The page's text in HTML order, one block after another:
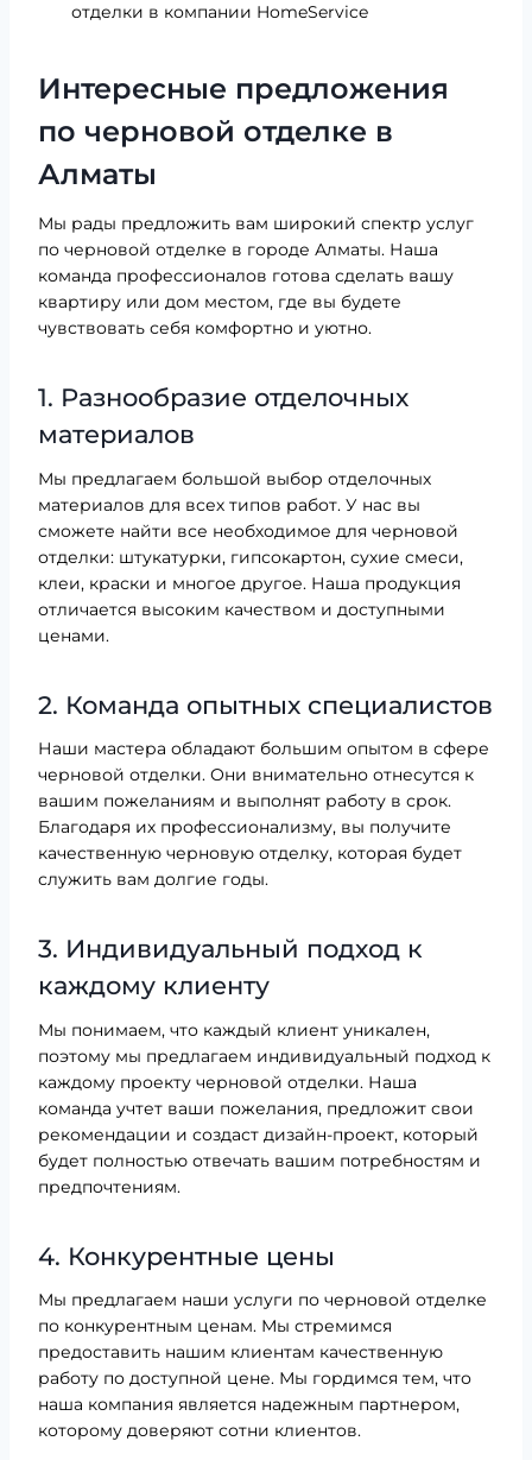
отделки в компании HomeService
Интересные предложения
по черновой отделке в
Алматы
Мы рады предложить вам широкий спектр услуг
по черновой отделке в городе Алматы. Наша
команда профессионалов готова сделать вашу
квартиру или дом местом, где вы будете
чувствовать себя комфортно и уютно.
1. Разнообразие отделочных
материалов
Мы предлагаем большой выбор отделочных
материалов для всех типов работ. У нас вы
сможете найти все необходимое для черновой
отделки: штукатурки, гипсокартон, сухие смеси,
клеи, краски и многое другое. Наша продукция
отличается высоким качеством и доступными
ценами.
2. Команда опытных специалистов
Наши мастера обладают большим опытом в сфере
черновой отделки. Они внимательно отнесутся к
вашим пожеланиям и выполнят работу в срок.
Благодаря их профессионализму, вы получите
качественную черновую отделку, которая будет
служить вам долгие годы.
3. Индивидуальный подход к
каждому клиенту
Мы понимаем, что каждый клиент уникален,
поэтому мы предлагаем индивидуальный подход к
каждому проекту черновой отделки. Наша
команда учтет ваши пожелания, предложит свои
рекомендации и создаст дизайн-проект, который
будет полностью отвечать вашим потребностям и
предпочтениям.
4. Конкурентные цены
Мы предлагаем наши услуги по черновой отделке
по конкурентным ценам. Мы стремимся
предоставить нашим клиентам качественную
работу по доступной цене. Мы гордимся тем, что
наша компания является надежным партнером,
которому доверяют сотни клиентов.